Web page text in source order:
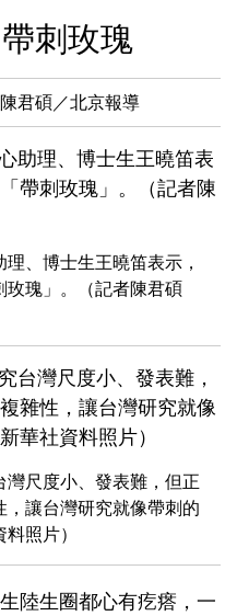
刺玫瑰
君碩／北京報導
理、博士生王曉笛表示，
玫瑰」。（記者陳君碩
灣尺度小、發表難，但正
，讓台灣研究就像帶刺的
照片）
陸生圈都心有疙瘩，一